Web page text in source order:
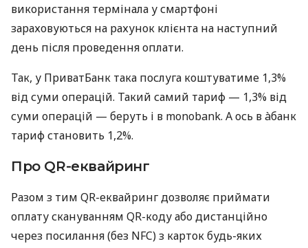
використання термінала у смартфоні
зараховуються на рахунок клієнта на наступний
день після проведення оплати.
Так, у ПриватБанк така послуга коштуватиме 1,3%
від суми операцій. Такий самий тариф — 1,3% від
суми операцій — беруть і в monobank. А ось в àбанк
тариф становить 1,2%.
Про QR-еквайринг
Разом з тим QR-еквайринг дозволяє приймати
оплату скануванням QR-коду або дистанційно
через посилання (без NFC) з карток будь-яких